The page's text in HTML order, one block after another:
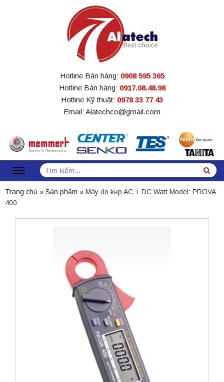
Hotline Bán hàng: 0908 595 365
Hotline Bán hàng: 0917.08.48.98
Hotline Kỹ thuật: 0978 33 77 43
Email: Alatechco@gmail.com
Tìm
kiếm:
Trang chủ » Sản phẩm » Máy đo kẹp AC + DC Watt Model: PROVA
400